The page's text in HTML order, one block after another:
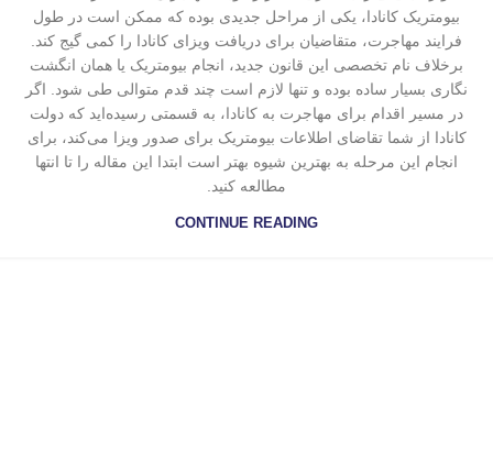
بیومتریک کانادا، یکی از مراحل جدیدی بوده که ممکن است در طول
فرایند مهاجرت،‌ متقاضیان برای دریافت ویزای کانادا را کمی گیج کند.
برخلاف نام تخصصی این قانون جدید، ‌انجام بیومتریک یا همان انگشت
نگاری بسیار ساده بوده و تنها لازم است چند قدم متوالی طی شود. اگر
در مسیر اقدام برای مهاجرت به کانادا، به قسمتی رسیده‌اید که دولت
کانادا از شما تقاضای اطلاعات بیومتریک برای صدور ویزا می‌کند، برای
انجام این مرحله به بهترین شیوه بهتر است ابتدا این مقاله را تا انتها
مطالعه کنید.
CONTINUE READING